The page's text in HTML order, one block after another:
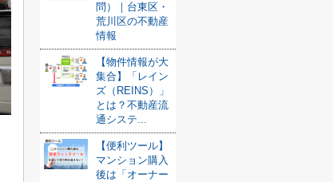
問）｜台東区・
荒川区の不動産
情報
【物件情報が大
集合】「レイン
ズ（REINS）」
とは？不動産流
通システ...
【便利ツール】
マンション購入
後は「オーナー